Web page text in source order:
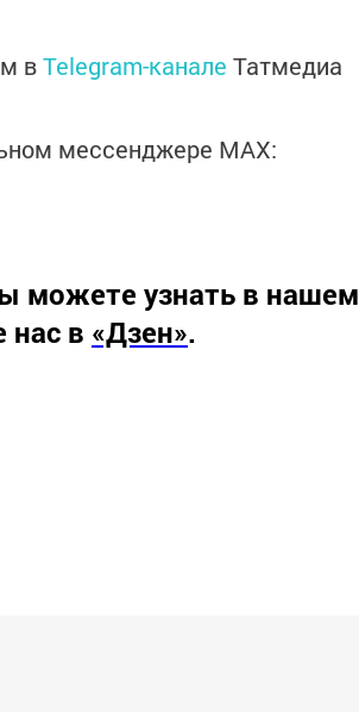
вTelegram-канале Татмедиа
мессенджере MАХ:
можете узнать в нашем
нас в «Дзен».